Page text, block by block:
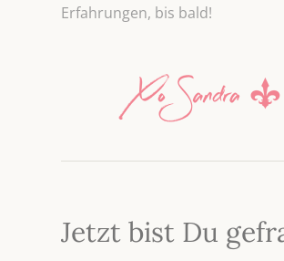
Erfahrungen, bis bald!
Jetzt bist Du